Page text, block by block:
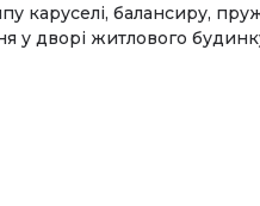
каруселі, балансиру,
у дворі житлового